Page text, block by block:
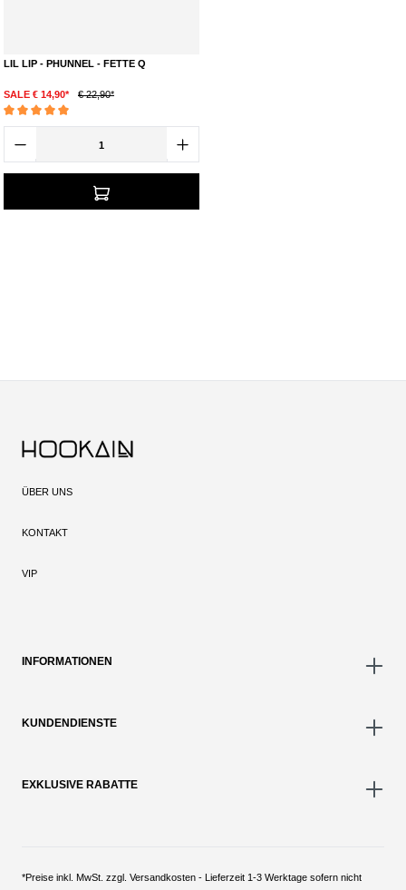
LIL LIP - PHUNNEL - FETTE Q
SALE € 14,90* € 22,90*
Durchschnittliche Bewertung von 5 von 5 Sternen
ÜBER UNS
KONTAKT
VIP
INFORMATIONEN
KUNDENDIENSTE
EXKLUSIVE RABATTE
*Preise inkl. MwSt. zzgl. Versandkosten - Lieferzeit 1-3 Werktage sofern nicht